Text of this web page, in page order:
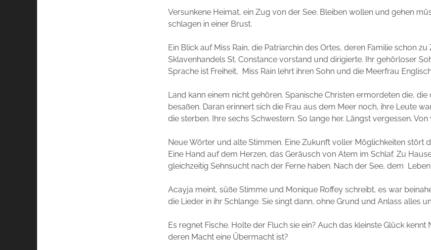
Versunkene Heimat, ein Zug von der See. Bleiben wollen und gehen
schlagen in einer Brust.
Ein Blick auf Miss Rain, die Patriarchin des Ortes, deren Familie schon zu
Sklavenhandels St. Constance vorstand und dirigierte. Ihr gehörloser
Sprache ist Freiheit, Miss Rain lehrt ihren Sohn und die Meerfrau
Land kann einem nicht gehören. Spanische Christen ermordeten die, die
besaßen. Daran erinnert sich die Frau aus dem Meer noch, ihre Leute
die sterben. Ihre sechs Schwestern. So lange her. Längst vergessen. Von
Neue Wörter und alte Stimmen. Eine Zukunft voller Möglichkeiten stört
Eine Hand auf dem Herzen, das Geräusch von Atem im Schlaf. Zu
gleichzeitig Sehnsucht nach der Ferne haben. Nach der See, dem Leben
Acayja meint, süße Stimme und Monique Roffey schreibt, es war
die Lieder in ihr Schlange. Sie singt dann, ohne Grund und Anlass alles
Es regnet Fische. Holte der Fluch sie ein? Auch das kleinste Glück kennt
deren Macht eine Übermacht ist?